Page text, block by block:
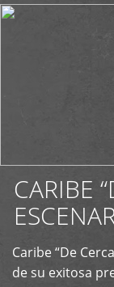
CARIBE
Caribe “De
de su exitosa